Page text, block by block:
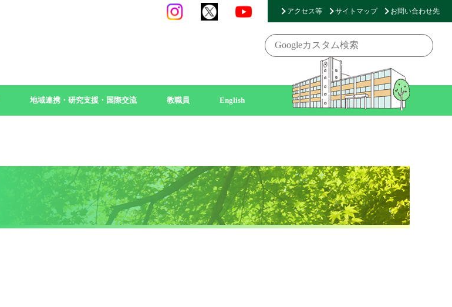
地域連携・研究支援・国際交流 教職員 English
アクセス等 サイトマップ お問い合わせ先